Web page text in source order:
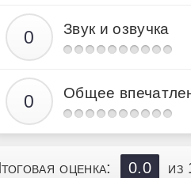
Звук и озвучка
Общее
оценка: 0.0 из